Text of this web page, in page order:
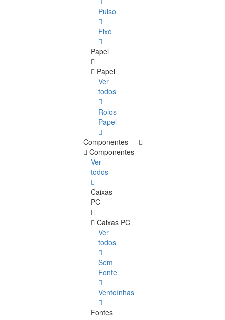
Pulso
Fixo
Papel
Papel
Ver
todos
Rolos
Papel
Componentes
Componentes
Ver
todos
Caixas
PC
Caixas PC
Ver
todos
Sem
Fonte
Ventoínhas
Fontes